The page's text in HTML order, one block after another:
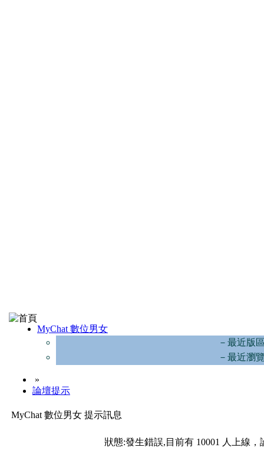
MyChat 數位男女
－最近版
－最近瀏
»
論壇提示
MyChat 數位男女 提示訊息
狀態:發生錯誤,目前有 10001 人上線